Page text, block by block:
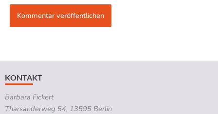
KONTAKT
Barbara Fickert
Tharsanderweg 54, 13595 Berlin